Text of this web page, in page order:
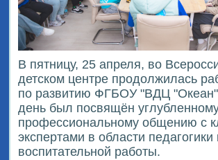
В пятницу, 25 апреля, во
детском центре продолжилась
по развитию ФГБОУ "ВДЦ
день был посвящён
профессиональному общению с
экспертами в области педагогики
воспитательной работы.